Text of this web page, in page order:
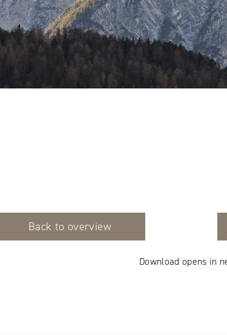
Back to overview
Download opens in